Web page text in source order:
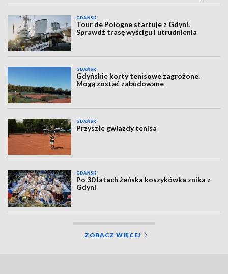
GDAŃSK
Tour de Pologne startuje z Gdyni.
Sprawdź trasę wyścigu i utrudnienia
GDAŃSK
Gdyńskie korty tenisowe zagrożone.
Mogą zostać zabudowane
GDAŃSK
Przyszłe gwiazdy tenisa
GDAŃSK
Po 30 latach żeńska koszykówka znika z
Gdyni
ZOBACZ WIĘCEJ